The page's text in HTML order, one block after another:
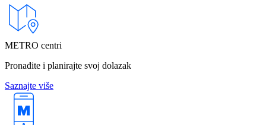
METRO centri
Pronađite i planirajte svoj dolazak
Saznajte više